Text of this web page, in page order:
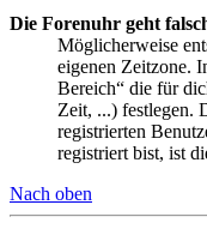
Die Forenuhr geht
Möglicherweise
eigenen Zeitzone.
Bereich“ die für
Zeit, ...) festlegen.
registrierten
registriert bist, ist
Nach oben